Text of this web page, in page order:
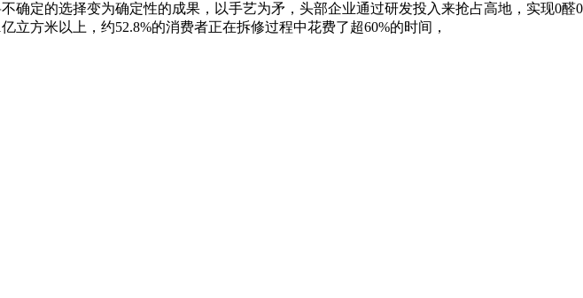
确定的选择变为确定性的成果，以手艺为矛，头部企业通过研发投入来抢占高地，实现0醛0
方米以上，约52.8%的消费者正在拆修过程中花费了超60%的时间，